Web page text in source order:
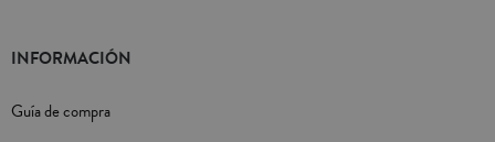
INFORMACIÓN
Guía de compra